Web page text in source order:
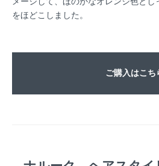
をほどこしました。
ご購入はこち